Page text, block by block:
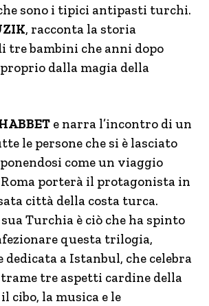
sono i tipici antipasti turchi.
, racconta la storia
tre bambini che anni dopo
dalla magia della
e narra l’incontro di un
le persone che si è lasciato
come un viaggio
porterà il protagonista in
città della costa turca.
sua Turchia è ciò che ha spinto
questa trilogia,
a Istanbul, che celebra
tre aspetti cardine della
cibo, la musica e le